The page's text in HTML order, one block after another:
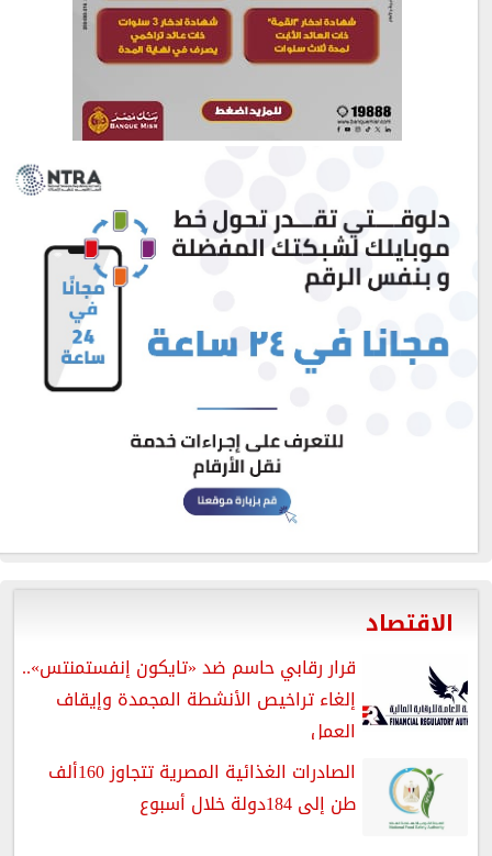
الاقتصاد
قرار رقابي حاسم ضد «تايكون إنفستمنتس»..
إلغاء تراخيص الأنشطة المجمدة وإيقاف
العمل
الصادرات الغذائية المصرية تتجاوز 160ألف
طن إلى 184دولة خلال أسبوع